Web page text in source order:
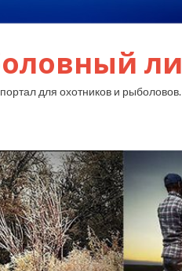
для охотников и рыболовов.